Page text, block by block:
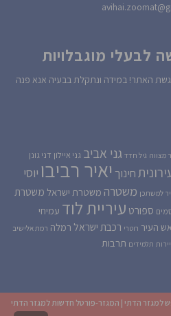
לבעלי מוגבלויות
האתר! במידה ונתקלת בבעיה אנא פנה
מצווה גיל חדד גני אביב גני איילון דני גונן
חינוך יאיר רביבו יוסי
למשתכן משטרה משטרת ישראל משטרת
ספורט עיריית לוד עמיחי
העיר רוטרי רכבת ישראל רמלה רמת אלישיב
תלמידים תרבות
למגזר הדתי | המגזר-פורטל חדשות למגזר הדתי